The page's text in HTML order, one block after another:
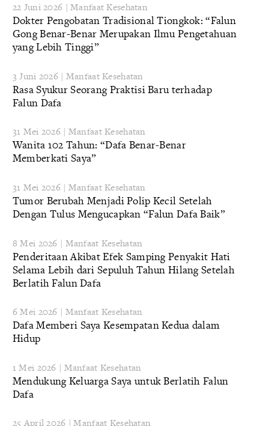
22 Juni 2026 | Manfaat Kesehatan
Dokter Pengobatan Tradisional Tiongkok: “Falun
Gong Benar-Benar Merupakan Ilmu Pengetahuan
yang Lebih Tinggi”
3 Juni 2026 | Manfaat Kesehatan
Rasa Syukur Seorang Praktisi Baru terhadap
Falun Dafa
31 Mei 2026 | Manfaat Kesehatan
Wanita 102 Tahun: “Dafa Benar-Benar
Memberkati Saya”
31 Mei 2026 | Manfaat Kesehatan
Tumor Berubah Menjadi Polip Kecil Setelah
Dengan Tulus Mengucapkan “Falun Dafa Baik”
8 Mei 2026 | Manfaat Kesehatan
Penderitaan Akibat Efek Samping Penyakit Hati
Selama Lebih dari Sepuluh Tahun Hilang Setelah
Berlatih Falun Dafa
6 Mei 2026 | Manfaat Kesehatan
Dafa Memberi Saya Kesempatan Kedua dalam
Hidup
1 Mei 2026 | Manfaat Kesehatan
Mendukung Keluarga Saya untuk Berlatih Falun
Dafa
25 April 2026 | Manfaat Kesehatan